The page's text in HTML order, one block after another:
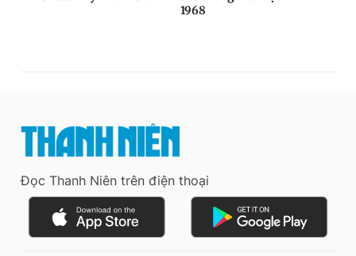
Đọc Thanh Niên trên điện thoại